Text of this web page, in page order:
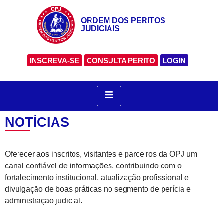
ORDEM DOS PERITOS
JUDICIAIS
INSCREVA-SE CONSULTA PERITO LOGIN
NOTÍCIAS
Oferecer aos inscritos, visitantes e parceiros da OPJ um
canal confiável de informações, contribuindo com o
fortalecimento institucional, atualização profissional e
divulgação de boas práticas no segmento de perícia e
administração judicial.